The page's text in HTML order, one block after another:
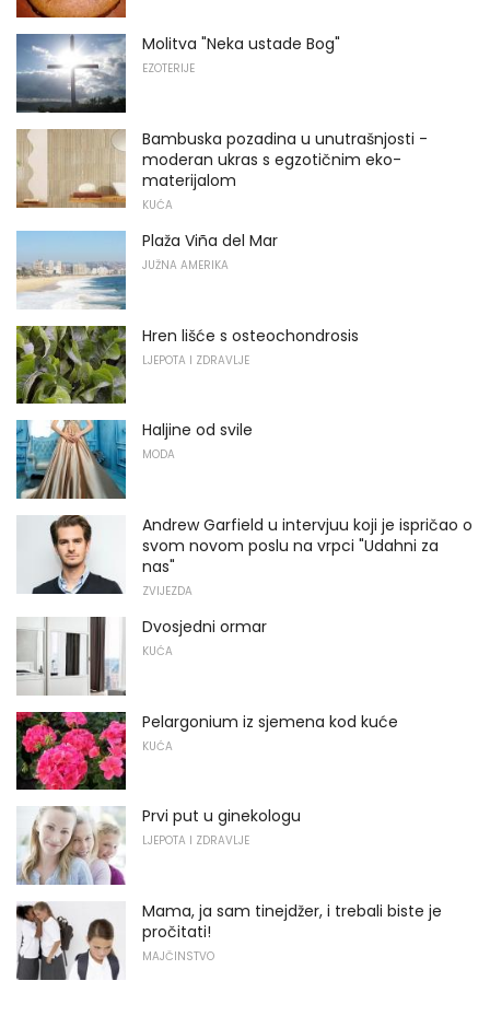
Molitva "Neka ustade Bog"
EZOTERIJE
Bambuska pozadina u unutrašnjosti -
moderan ukras s egzotičnim eko-
materijalom
KUĆA
Plaža Viña del Mar
JUŽNA AMERIKA
Hren lišće s osteochondrosis
LJEPOTA I ZDRAVLJE
Haljine od svile
MODA
Andrew Garfield u intervjuu koji je ispričao o
svom novom poslu na vrpci "Udahni za
nas"
ZVIJEZDA
Dvosjedni ormar
KUĆA
Pelargonium iz sjemena kod kuće
KUĆA
Prvi put u ginekologu
LJEPOTA I ZDRAVLJE
Mama, ja sam tinejdžer, i trebali biste je
pročitati!
MAJČINSTVO